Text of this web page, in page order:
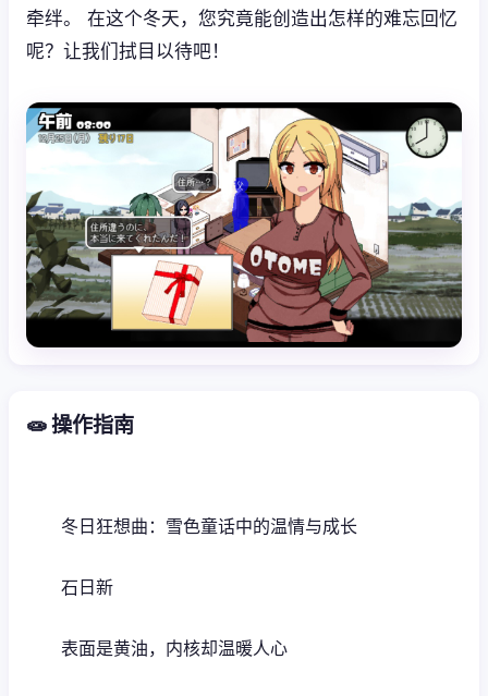
牵绊。 在这个冬天，您究竟能创造出怎样的难忘回忆
呢？让我们拭目以待吧！
🧫 操作指南
冬日狂想曲：雪色童话中的温情与成长
石日新
表面是黄油，内核却温暖人心